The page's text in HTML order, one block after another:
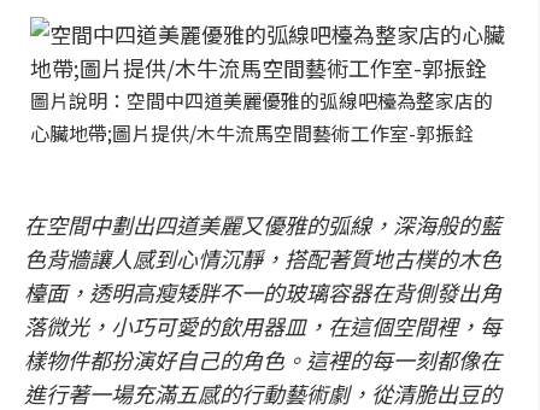
圖片說明：空間中四道美麗優雅的弧線吧檯為整家店的
心臟地帶;圖片提供/木牛流馬空間藝術工作室-郭振銓
在空間中劃出四道美麗又優雅的弧線，深海般的藍
色背牆讓人感到心情沉靜，搭配著質地古樸的木色
檯面，透明高瘦矮胖不一的玻璃容器在背側發出角
落微光，小巧可愛的飲用器皿，在這個空間裡，每
樣物件都扮演好自己的角色。這裡的每一刻都像在
進行著一場充滿五感的行動藝術劇，從清脆出豆的